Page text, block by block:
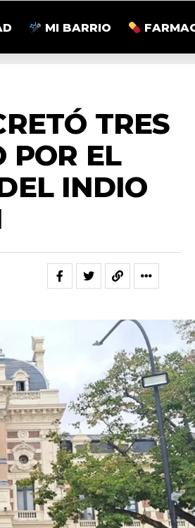
MI BARRIO
TRES
POR EL
INDIO